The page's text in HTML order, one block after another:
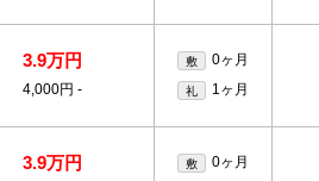
3.9万円
4,000円 -
敷 0ヶ月
礼 1ヶ月
3.9万円 敷 0ヶ月